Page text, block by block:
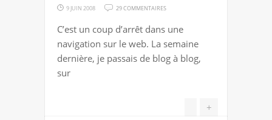
9 JUIN 2008 29 COMMENTAIRES
LÀ
C’est un coup d’arrêt dans une
navigation sur le web. La semaine
dernière, je passais de blog à blog,
sur
+